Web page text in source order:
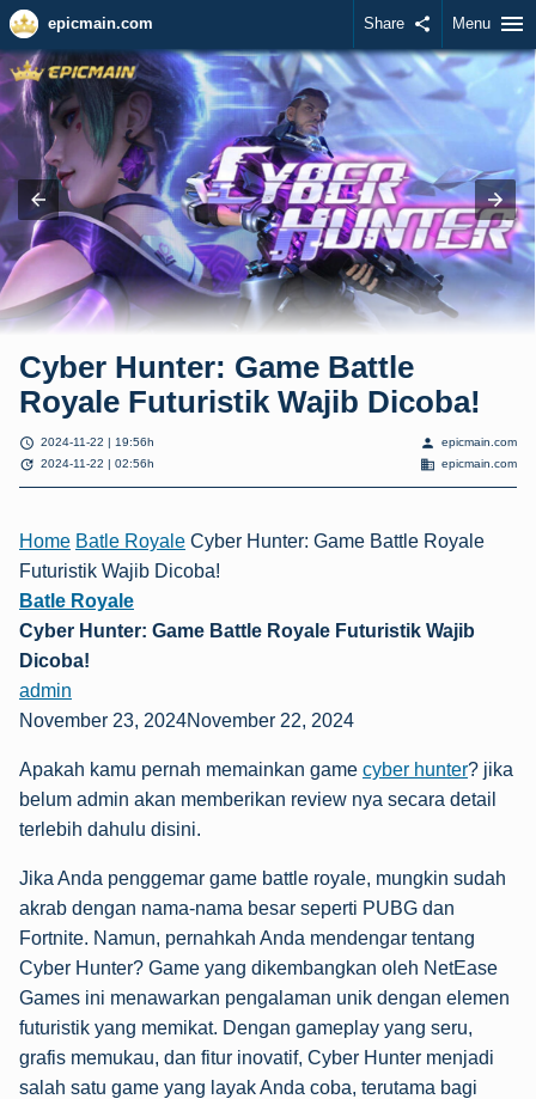
epicmain.com Share share Menu menu
Cyber Hunter: Game Battle
Royale Futuristik Wajib Dicoba!
schedule 2024-11-22 | 19:56h
update 2024-11-22 | 02:56h
person epicmain.com
domain epicmain.com
Home Batle Royale Cyber Hunter: Game Battle Royale
Futuristik Wajib Dicoba!
Batle Royale
Cyber Hunter: Game Battle Royale Futuristik Wajib
Dicoba!
admin
November 23, 2024November 22, 2024
Apakah kamu pernah memainkan game cyber hunter? jika
belum admin akan memberikan review nya secara detail
terlebih dahulu disini.
Jika Anda penggemar game battle royale, mungkin sudah
akrab dengan nama-nama besar seperti PUBG dan
Fortnite. Namun, pernahkah Anda mendengar tentang
Cyber Hunter? Game yang dikembangkan oleh NetEase
Games ini menawarkan pengalaman unik dengan elemen
futuristik yang memikat. Dengan gameplay yang seru,
grafis memukau, dan fitur inovatif, Cyber Hunter menjadi
salah satu game yang layak Anda coba, terutama bagi